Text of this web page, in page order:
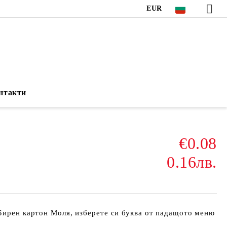
EUR
€0.08
0.16лв.
картон Моля, изберете си буква от падащото меню